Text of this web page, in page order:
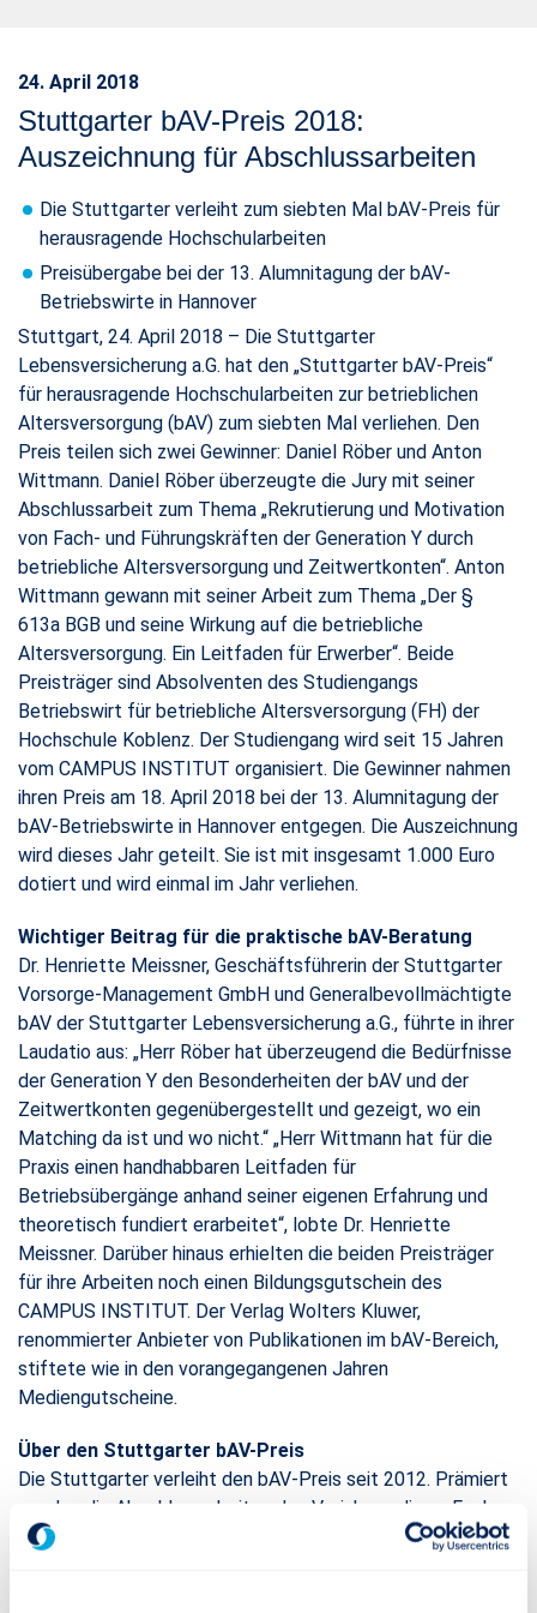
24. April 2018
Stuttgarter bAV-Preis 2018:
Auszeichnung für Abschlussarbeiten
Die Stuttgarter verleiht zum siebten Mal bAV-Preis für
herausragende Hochschularbeiten
Preisübergabe bei der 13. Alumnitagung der bAV-
Betriebswirte in Hannover
Stuttgart, 24. April 2018 – Die Stuttgarter
Lebensversicherung a.G. hat den „Stuttgarter bAV-Preis“
für herausragende Hochschularbeiten zur betrieblichen
Altersversorgung (bAV) zum siebten Mal verliehen. Den
Preis teilen sich zwei Gewinner: Daniel Röber und Anton
Wittmann. Daniel Röber überzeugte die Jury mit seiner
Abschlussarbeit zum Thema „Rekrutierung und Motivation
von Fach- und Führungskräften der Generation Y durch
betriebliche Altersversorgung und Zeitwertkonten“. Anton
Wittmann gewann mit seiner Arbeit zum Thema „Der §
613a BGB und seine Wirkung auf die betriebliche
Altersversorgung. Ein Leitfaden für Erwerber“. Beide
Preisträger sind Absolventen des Studiengangs
Betriebswirt für betriebliche Altersversorgung (FH) der
Hochschule Koblenz. Der Studiengang wird seit 15 Jahren
vom CAMPUS INSTITUT organisiert. Die Gewinner nahmen
ihren Preis am 18. April 2018 bei der 13. Alumnitagung der
bAV-Betriebswirte in Hannover entgegen. Die Auszeichnung
wird dieses Jahr geteilt. Sie ist mit insgesamt 1.000 Euro
dotiert und wird einmal im Jahr verliehen.
Wichtiger Beitrag für die praktische bAV-Beratung
Dr. Henriette Meissner, Geschäftsführerin der Stuttgarter
Vorsorge-Management GmbH und Generalbevollmächtigte
bAV der Stuttgarter Lebensversicherung a.G., führte in ihrer
Laudatio aus: „Herr Röber hat überzeugend die Bedürfnisse
der Generation Y den Besonderheiten der bAV und der
Zeitwertkonten gegenübergestellt und gezeigt, wo ein
Matching da ist und wo nicht.“ „Herr Wittmann hat für die
Praxis einen handhabbaren Leitfaden für
Betriebsübergänge anhand seiner eigenen Erfahrung und
theoretisch fundiert erarbeitet“, lobte Dr. Henriette
Meissner. Darüber hinaus erhielten die beiden Preisträger
für ihre Arbeiten noch einen Bildungsgutschein des
CAMPUS INSTITUT. Der Verlag Wolters Kluwer,
renommierter Anbieter von Publikationen im bAV-Bereich,
stiftete wie in den vorangegangenen Jahren
Mediengutscheine.
Über den Stuttgarter bAV-Preis
Die Stuttgarter verleiht den bAV-Preis seit 2012. Prämiert
werden die Abschlussarbeiten des Vorjahres, die an Fach-
oder Hochschulen mit dem Themenschwerpunkt bAV